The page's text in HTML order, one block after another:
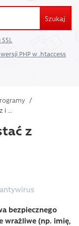
Szukaj
PHP w .htaccess
/
i ...
z
antywirus
bezpiecznego
wrażliwe (np. imię,